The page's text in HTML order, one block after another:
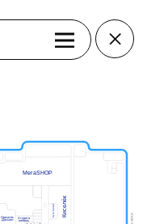
МегаSHOP
Орматек
Дисконт
Киселёк
Кути Катай
Атланта
мебель